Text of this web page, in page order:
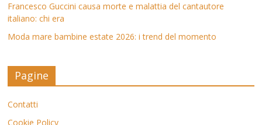
Francesco Guccini causa morte e malattia del cantautore
italiano: chi era
Moda mare bambine estate 2026: i trend del momento
Pagine
Contatti
Cookie Policy